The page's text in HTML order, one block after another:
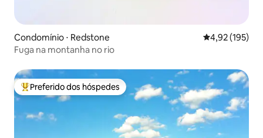
Condomínio ⋅ Redstone 4,92 de uma
4,92 (195)
Fuga na montanha no rio
Entre os melhores preferidos dos hóspedes
Preferido dos hóspedes